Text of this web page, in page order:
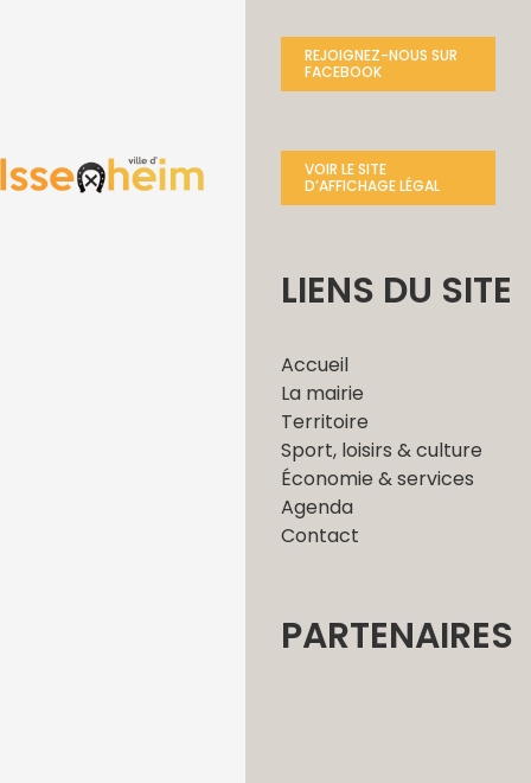
REJOIGNEZ-NOUS SUR
FACEBOOK
VOIR LE SITE
D’AFFICHAGE LÉGAL
LIENS DU SITE
Accueil
La mairie
Territoire
Sport, loisirs & culture
Économie & services
Agenda
Contact
PARTENAIRES